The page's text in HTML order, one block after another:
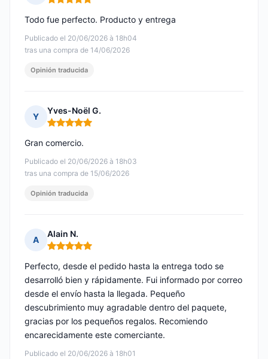
Nota: 5 de 5
Publicado el 20/06/2026 à 18h04
tras una compra de 14/06/2026
Todo fue perfecto. Producto y entrega
Opinión traducida
Y
Yves-Noël G.
Nota: 5 de 5
Publicado el 20/06/2026 à 18h03
tras una compra de 15/06/2026
Gran comercio.
Opinión traducida
A
Alain N.
Nota: 5 de 5
Publicado el 20/06/2026 à 18h01
Perfecto, desde el pedido hasta la entrega todo se
desarrolló bien y rápidamente. Fui informado por correo
desde el envío hasta la llegada. Pequeño
descubrimiento muy agradable dentro del paquete,
gracias por los pequeños regalos. Recomiendo
encarecidamente este comerciante.